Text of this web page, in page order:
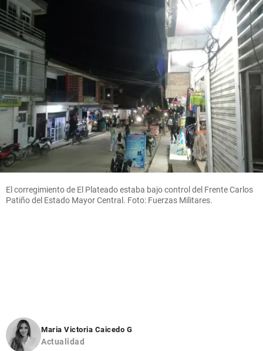
El corregimiento de El Plateado estaba bajo control del Frente Carlos
Patiño del Estado Mayor Central. Foto: Fuerzas Militares.
Maria Victoria Caicedo G
Actualidad